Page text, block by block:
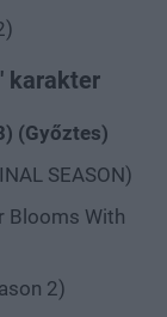
karakter
(Győztes)
SEASON)
Blooms With
2)